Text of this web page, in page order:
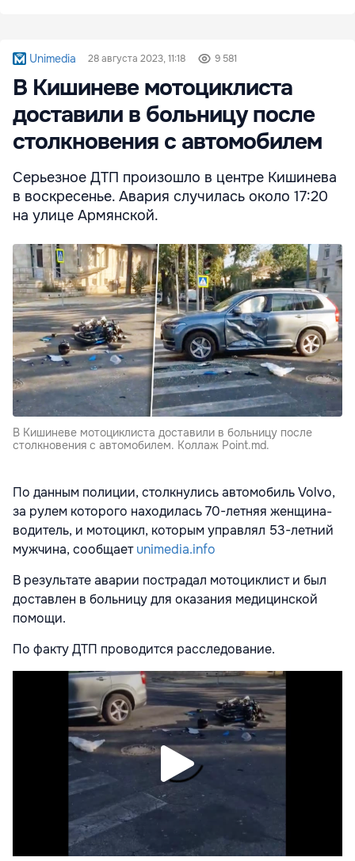
Unimedia 28 августа 2023, 11:18 9 581
В Кишиневе мотоциклиста
доставили в больницу после
столкновения с автомобилем
Серьезное ДТП произошло в центре Кишинева
в воскресенье. Авария случилась около 17:20
на улице Армянской.
В Кишиневе мотоциклиста доставили в больницу после
столкновения с автомобилем. Коллаж Point.md.
По данным полиции, столкнулись автомобиль Volvo,
за рулем которого находилась 70-летняя женщина-
водитель, и мотоцикл, которым управлял 53-летний
мужчина, сообщаетunimedia.info
В результате аварии пострадал мотоциклист и был
доставлен в больницу для оказания медицинской
помощи.
По факту ДТП проводится расследование.